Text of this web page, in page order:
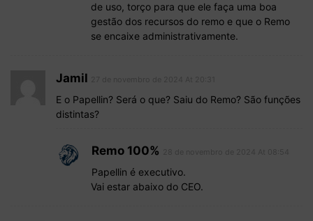
de uso, torço para que ele faça uma boa
gestão dos recursos do remo e que o Remo
se encaixe administrativamente.
Jamil
E o Papellin? Será o que? Saiu do Remo? São funções
distintas?
Remo 100%
Papellin é executivo.
Vai estar abaixo do CEO.